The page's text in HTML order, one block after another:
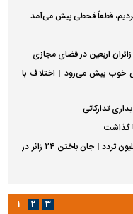
قطعاً قحطی پیش می‌آمد
اربعین در فضای مجازی
خوب پیش می‌رود | اختلاف با
تدارکاتی
گذاشت
پایان طرح ترافیکی اربعین پلیس با ثبت ۶۷ میلیون تردد | جان باختن ۲۴ زائر در
۱ ۲ ۳